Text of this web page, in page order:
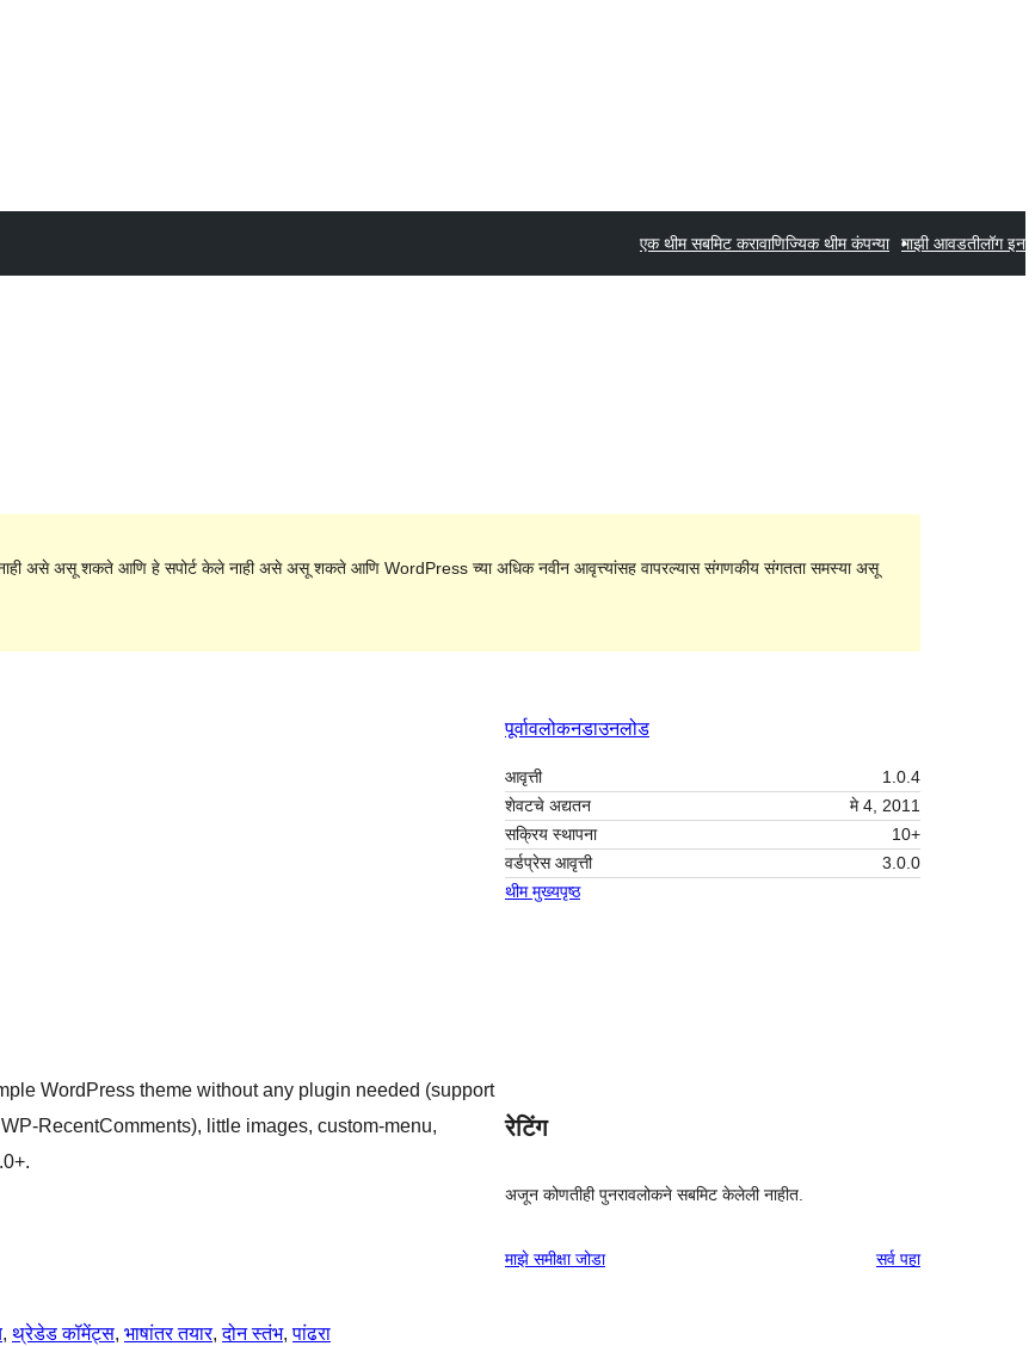
एक थीम सबमिट करावाणिज्यिक थीम कंपन्या माझी आवडतीलॉग इन
असे असू शकते आणि हे सपोर्ट केले नाही असे असू शकते आणि WordPress च्या अधिक नवीन आवृत्त्यांसह वापरल्यास संगणकीय संगतता समस्या असू
पूर्वावलोकनडाउनलोड
आवृत्ती
1.0.4
शेवटचे अद्यतन
मे 4, 2011
सक्रिय स्थापना
10+
वर्डप्रेस आवृत्ती
3.0.0
थीम मुख्यपृष्ठ
WordPress theme without any plugin needed (support
RecentComments), little images, custom-menu,
, थ्रेडेड कॉमेंट्स, भाषांतर तयार, दोन स्तंभ, पांढरा
रेटिंग
अजून कोणतीही पुनरावलोकने सबमिट केलेली नाहीत.
माझे समीक्षा जोडा सर्वपुनरावलोकने
पहा